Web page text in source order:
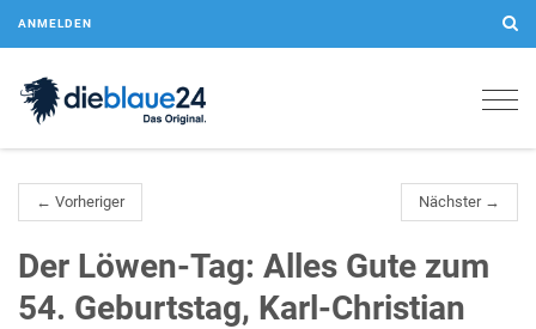
ANMELDEN
← Vorheriger Nächster →
Der Löwen-Tag: Alles Gute zum
54. Geburtstag, Karl-Christian